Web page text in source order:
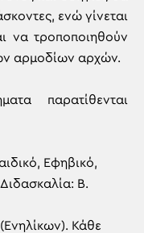
ενώ γίνεται
να τροποποιηθούν
αρμοδίων αρχών.
παρατίθενται
Εφηβικό,
Β.
Κάθε